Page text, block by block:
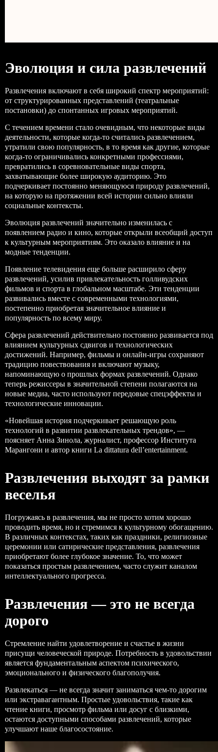
Эволюция и сила развлечений
Развлечения включают в себя широкий спектр мероприятий:
от структурированных представлений (театральные
постановки) до спонтанных игровых мероприятий.
С течением времени стало очевидным, что некоторые виды
деятельности, которые когда-то считались развлечением,
утратили свою популярность, в то время как другие, которые
когда-то ограничивались конкретными профессиями,
превратились в соревновательные виды спорта,
захватывающие более широкую аудиторию. Это
подчеркивает постоянно меняющуюся природу развлечений,
на которую на протяжении всей истории сильно влияли
социальные контексты.
Эволюция развлечений значительно изменилась с
появлением радио и кино, которые открыли всеобщий доступ
к культурным мероприятиям. Это оказало влияние и на
модные тенденции.
Появление телевидения еще больше расширило сферу
развлечений, усилив привлекательность голливудских
фильмов и спорта в глобальном масштабе. Эти тенденции
развивались вместе с современными технологиями,
постепенно приобретая значительное влияние и
популярность по всему миру.
Сфера развлечений действительно постоянно развивается под
влиянием культурных сдвигов и технологических
достижений. Например, фильмы и онлайн-игры сохраняют
традицию повествования и включают музыку,
напоминающую о прошлых формах развлечений. Однако
теперь режиссеры в значительной степени полагаются на
новые медиа, часто используют передовые спецэффекты и
технологические инновации.
«Новейшая история подчеркивает решающую роль
технологий в развитии развлекательных трендов», —
поясняет Анна Зинола, журналист, профессор Института
Марангони и автор книги La dittatura dell’entertainment.
Развлечения выходят за рамки
веселья
Погружаясь в развлечения, мы не просто хотим хорошо
проводить время, но и стремимся к культурному обогащению.
В различных контекстах, таких как праздники, религиозные
церемонии или сатирические представления, развлечения
приобретают более глубокое значение. То, что может
показаться простым развлечением, часто служит каналом
интеллектуального прогресса.
Развлечения — это не всегда
дорого
Стремление найти удовлетворение и счастье в жизни
присущи человеческой природе. Потребность в удовольствии
является фундаментальным аспектом психического,
эмоционального и физического благополучия.
Развлекаться — не всегда значит заниматься чем-то дорогим
или экстравагантным. Простые удовольствия, такие как
чтение книги, просмотр фильма или досуг с близкими,
остаются доступными способами развлечений, которые
улучшают наше благосостояние.